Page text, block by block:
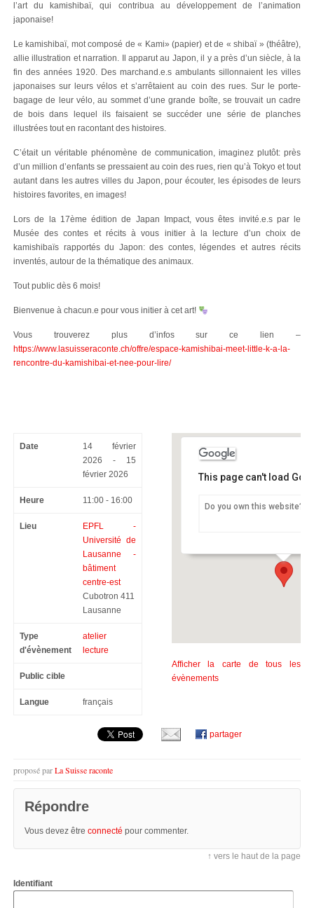
l’art du kamishibaï, qui contribua au développement de l’animation
japonaise!
Le kamishibaï, mot composé de « Kami» (papier) et de « shibaï » (théâtre),
allie illustration et narration. Il apparut au Japon, il y a près d’un siècle, à la
fin des années 1920. Des marchand.e.s ambulants sillonnaient les villes
japonaises sur leurs vélos et s’arrêtaient au coin des rues. Sur le porte-
bagage de leur vélo, au sommet d’une grande boîte, se trouvait un cadre
de bois dans lequel ils faisaient se succéder une série de planches
illustrées tout en racontant des histoires.
C’était un véritable phénomène de communication, imaginez plutôt: près
d’un million d’enfants se pressaient au coin des rues, rien qu’à Tokyo et tout
autant dans les autres villes du Japon, pour écouter, les épisodes de leurs
histoires favorites, en images!
Lors de la 17ème édition de Japan Impact, vous êtes invité.e.s par le
Musée des contes et récits à vous initier à la lecture d’un choix de
kamishibaïs rapportés du Japon: des contes, légendes et autres récits
inventés, autour de la thématique des animaux.
Tout public dès 6 mois!
Bienvenue à chacun.e pour vous initier à cet art!
Vous trouverez plus d’infos sur ce lien –
https://www.lasuisseraconte.ch/offre/espace-kamishibai-meet-little-k-a-la-
rencontre-du-kamishibai-et-nee-pour-lire/
Date
14 février
2026 - 15
février 2026
Heure 11:00 - 16:00
Lieu
EPFL -
Université de
Lausanne -
bâtiment
centre-est
Cubotron 411
Lausanne
Type
d'évènement
atelier
lecture
Public cible
Langue français
This page can't load
Do you own this website?
Afficher la carte de tous les
évènements
partager
proposé parLa Suisse raconte
Répondre
Vous devez être connecté pour commenter.
↑ vers le haut de la page
Identifiant